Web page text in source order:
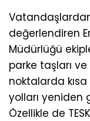
değerlendiren
Müdürlüğü
parke taşları
noktalarda
yolları yeniden
Özellikle de